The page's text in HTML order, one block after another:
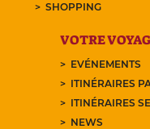
SHOPPING
VOTRE
EVÉNEMENTS
ITINÉRAIRES
ITINÉRAIRES
NEWS